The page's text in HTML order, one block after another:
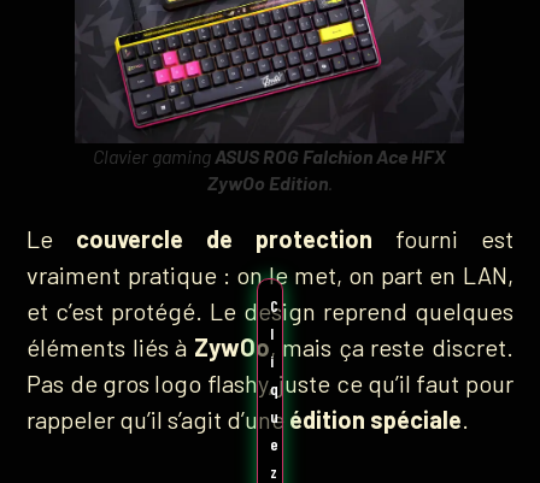
Clavier gaming ASUS ROG Falchion Ace HFX
ZywOo Edition.
Le couvercle de protection fourni est
vraiment pratique : on le met, on part en LAN,
et c’est protégé. Le design reprend quelques
éléments liés à ZywOo, mais ça reste discret.
Pas de gros logo flashy, juste ce qu’il faut pour
rappeler qu’il s’agit d’une édition spéciale.
C
l
i
q
u
e
z